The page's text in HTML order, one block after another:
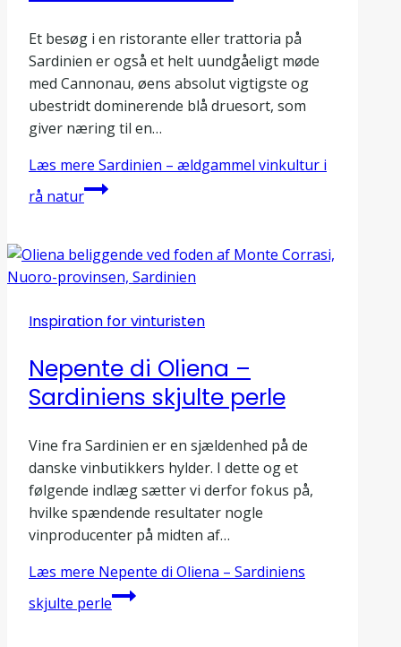
Et besøg i en ristorante eller trattoria på
Sardinien er også et helt uundgåeligt møde
med Cannonau, øens absolut vigtigste og
ubestridt dominerende blå druesort, som
giver næring til en…
Læs mere Sardinien – ældgammel vinkultur i
rå natur
Inspiration for vinturisten
Nepente di Oliena –
Sardiniens skjulte perle
Vine fra Sardinien er en sjældenhed på de
danske vinbutikkers hylder. I dette og et
følgende indlæg sætter vi derfor fokus på,
hvilke spændende resultater nogle
vinproducenter på midten af…
Læs mere Nepente di Oliena – Sardiniens
skjulte perle